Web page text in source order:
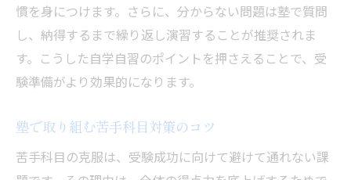
慣を身につけます。さらに、分からない問題は塾で質問
し、納得するまで繰り返し演習することが推奨されま
す。こうした自学自習のポイントを押さえることで、受
験準備がより効果的になります。
塾で取り組む苦手科目対策のコツ
苦手科目の克服は、受験成功に向けて避けて通れない課